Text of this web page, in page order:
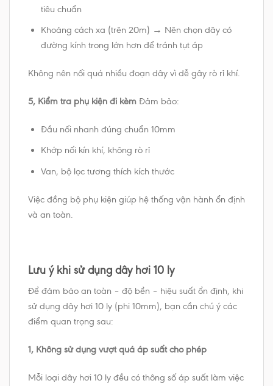
tiêu chuẩn
Khoảng cách xa (trên 20m) → Nên chọn dây có
đường kính trong lớn hơn để tránh tụt áp
Không nên nối quá nhiều đoạn dây vì dễ gây rò rỉ khí.
5, Kiểm tra phụ kiện đi kèm Đảm bảo:
Đầu nối nhanh đúng chuẩn 10mm
Khớp nối kín khí, không rò rỉ
Van, bộ lọc tương thích kích thước
Việc đồng bộ phụ kiện giúp hệ thống vận hành ổn định
và an toàn.
Lưu ý khi sử dụng dây hơi 10 ly
Để đảm bảo an toàn – độ bền – hiệu suất ổn định, khi
sử dụng dây hơi 10 ly (phi 10mm), bạn cần chú ý các
điểm quan trọng sau:
1, Không sử dụng vượt quá áp suất cho phép
Mỗi loại dây hơi 10 ly đều có thông số áp suất làm việc